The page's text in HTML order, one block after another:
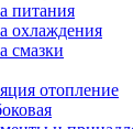
питания
охлаждения
смазки
отопление